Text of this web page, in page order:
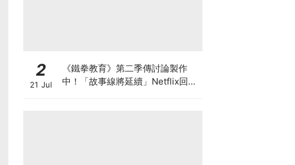
2
21 Jul
《鐵拳教育》第二季傳討論製作
中！「故事線將延續」Netflix回應